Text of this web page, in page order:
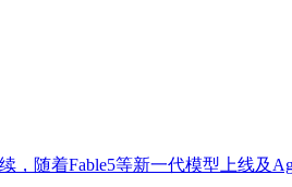
随着Fable5等新一代模型上线及